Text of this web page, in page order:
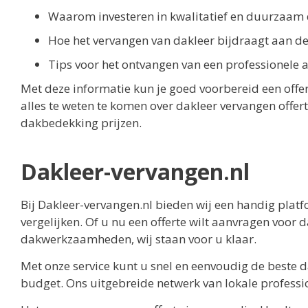
Waarom investeren in kwalitatief en
Hoe het vervangen van dakleer bijdraagt aan
Tips voor het ontvangen van een
Met deze informatie kun je goed voorbereid een
alles te weten te komen over dakleer vervangen
dakbedekking prijzen.
Dakleer-vervangen.nl
Bij Dakleer-vervangen.nl bieden wij een handig
vergelijken. Of u nu een offerte wilt aanvragen voor
dakwerkzaamheden, wij staan voor u klaar.
Met onze service kunt u snel en eenvoudig de
budget. Ons uitgebreide netwerk van lokale